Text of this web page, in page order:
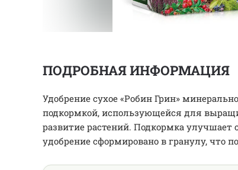
ПОДРОБНАЯ ИНФОРМАЦИЯ
Удобрение сухое «Робин Грин»
подкормкой, использующейся для
развитие растений. Подкормка улучшает
удобрение сформировано в гранулу, что